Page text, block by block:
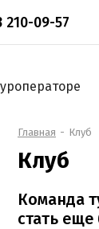
210-09-57
Главная Клуб
Клуб
Команда
стать